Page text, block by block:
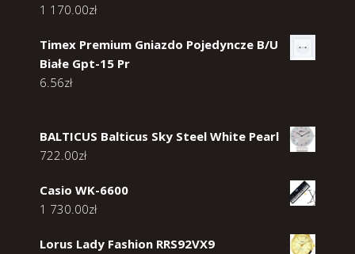
1 170.00zł
Timex Premium Gniazdo Pojedyncze B/U
Białe Gpt-15 Pr
6.56zł
BALTICUS Balticus Sky Steel White Pearl
722.00zł
Casio WK-6600
1 730.00zł
Lorus Lady Fashion RRS92VX9